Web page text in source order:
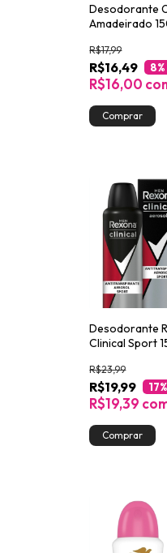
Desodorante
Amadeirado
R$16,49
R$17,99
8
R$16,00
Desodorante
Clinical Sport
R$19,99
R$23,99
17
R$19,39